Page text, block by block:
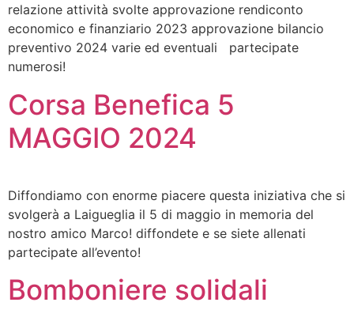
relazione attività svolte approvazione rendiconto
economico e finanziario 2023 approvazione bilancio
preventivo 2024 varie ed eventuali partecipate
numerosi!
Corsa Benefica 5
MAGGIO 2024
Diffondiamo con enorme piacere questa iniziativa che si
svolgerà a Laigueglia il 5 di maggio in memoria del
nostro amico Marco! diffondete e se siete allenati
partecipate all’evento!
Bomboniere solidali